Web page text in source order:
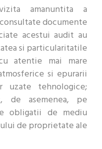
amanuntita a
documente
acestui audit au
si particularitatile
atentie mai mare
si epurarii
uzate tehnologice;
de asemenea, pe
obligatii de mediu
de proprietate ale